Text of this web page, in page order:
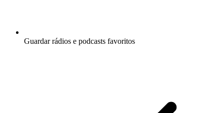
Guardar rádios e podcasts favoritos